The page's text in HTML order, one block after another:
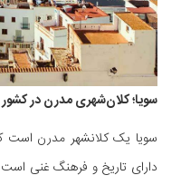
سویا؛ کلان‌شهری مدرن در کشور
سویا یک کلانشهر مدرن است
دارای تاریخ و فرهنگ غنی